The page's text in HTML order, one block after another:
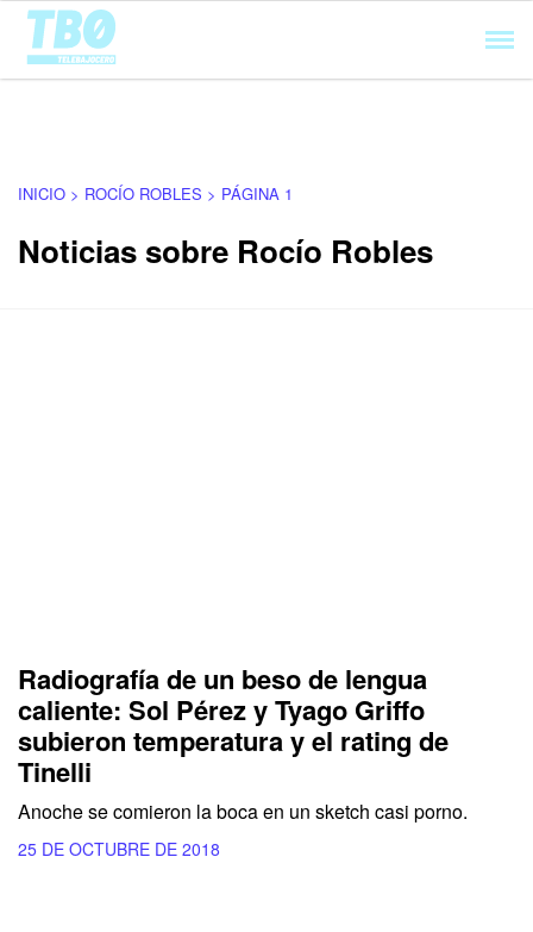
Cargando...
INICIO > ROCÍO ROBLES > PÁGINA 1
Noticias sobre Rocío Robles
Radiografía de un beso de lengua
caliente: Sol Pérez y Tyago Griffo
subieron temperatura y el rating de
Tinelli
Anoche se comieron la boca en un sketch casi porno.
25 DE OCTUBRE DE 2018